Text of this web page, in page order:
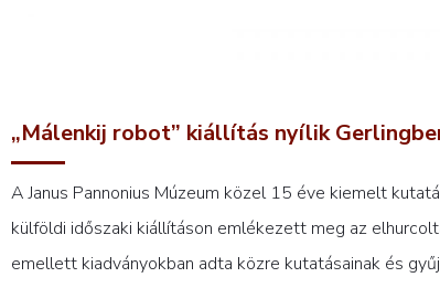
„Málenkij robot” kiállítás nyílik
A Janus Pannonius Múzeum közel 15 éve kiemelt
külföldi időszaki kiállításon emlékezett meg az
emellett kiadványokban adta közre kutatásainak és